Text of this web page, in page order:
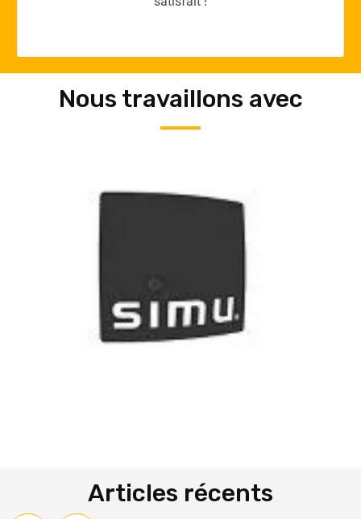
Nous travaillons avec
Articles récents